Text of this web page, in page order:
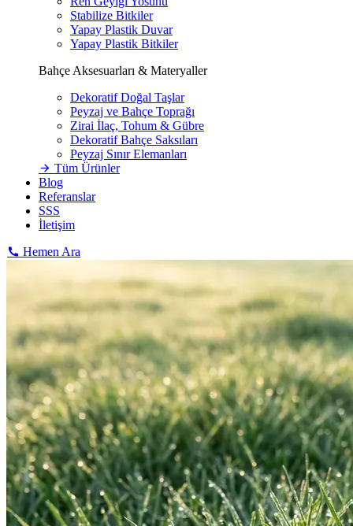
Stabilize Bitkiler
Yapay Plastik Duvar
Yapay Plastik Bitkiler
Bahçe Aksesuarları & Materyaller
Dekoratif Doğal Taşlar
Peyzaj ve Bahçe Toprağı
Zirai İlaç, Tohum & Gübre
Dekoratif Bahçe Saksıları
Peyzaj Sınır Elemanları
Tüm Ürünler
Blog
Referanslar
SSS
İletişim
Hemen Ara